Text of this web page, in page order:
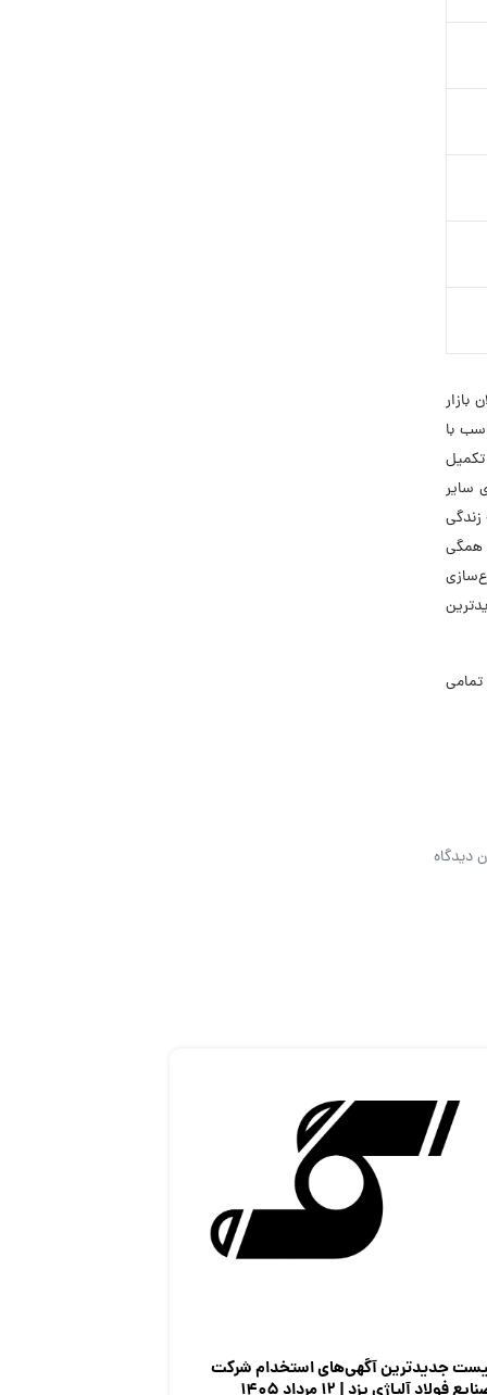
توسط جمعی از فعالان بازار
با
برای راه‌اندازی سایر
همگی
دیدگاه
جدیدترین آگهی‌های استخدام شرکت